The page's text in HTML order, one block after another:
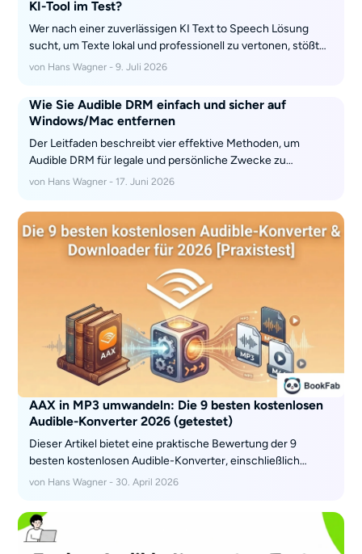
KI-Tool im Test?
Wer nach einer zuverlässigen KI Text to Speech Lösung
sucht, um Texte lokal und professionell zu vertonen, stößt
schnell auf den BookFab AudioBook Creator. Anders als
leistungsstarke Desktop-Software. In diesem Testbericht
schauen wir uns genau an, ob das Programm hält, was es
verspricht.
von Hans Wagner - 9. Juli 2026
Wie Sie Audible DRM einfach und sicher auf
Windows/Mac entfernen
Der Leitfaden beschreibt vier effektive Methoden, um
Audible DRM für legale und persönliche Zwecke zu
entfernen, einschließlich schneller Desktop-Konverter und
Ihre Reise des freien Hörens.
von Hans Wagner - 17. Juni 2026
AAX in MP3 umwandeln: Die 9 besten kostenlosen
Audible-Konverter 2026 (getestet)
Dieser Artikel bietet eine praktische Bewertung der 9
besten kostenlosen Audible-Konverter, einschließlich
Schritt-für-Schritt-Anleitungen zur Umwandlung von AAX
Software wie BookFab Audible Converter bis hin zu
zuverlässigen Open-Source-Tools wie Libation. Jede
Bewertung enthält klare Anweisungen, die Ihnen helfen,
von Hans Wagner - 30. April 2026